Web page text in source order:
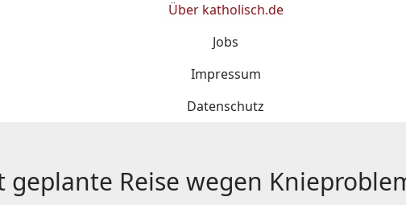
Über katholisch.de
Jobs
Impressum
Datenschutz
geplante Reise wegen